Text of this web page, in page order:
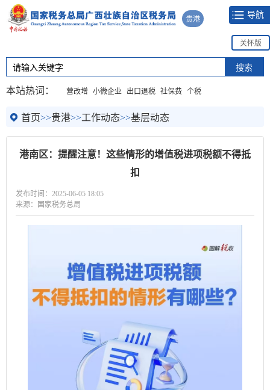
贵港
导航
关怀版
本站热词： 营改增 小微企业 出口退税 社保费 个税
首页>>贵港>>工作动态>>基层动态
港南区：提醒注意！这些情形的增值税进项税额不得抵
扣
发布时间：2025-06-05 18:05
来源：国家税务总局